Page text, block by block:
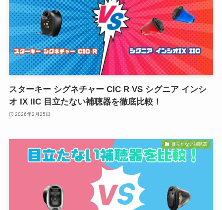
スターキー シグネチャー CIC R VS シグニア インシ
オ IX IIC 目立たない補聴器を徹底比較！
2026年2月25日
目立たない補聴器